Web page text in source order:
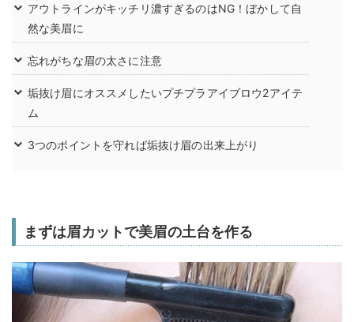
アウトラインがキッチリ濃すぎるのはNG！ぼかして自
然な美眉に
忘れがちな眉の太さに注意
垢抜け眉にオススメしたいプチプラアイブロウ2アイテ
ム
3つのポイントを守れば垢抜け眉の出来上がり
まずは眉カットで美眉の土台を作る